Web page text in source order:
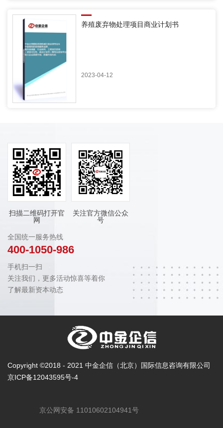
养殖废弃物处理项目商业计划书
2023-04-12
扫描二维码打开官
网
关注官方微信公众
号
全国统一服务热线
400-1050-986
手机扫一扫
关注我们，更多活动惊喜等着你
了解最新资本动态
Copyright ©2018 - 2021 中金企信（北京）国际信息咨询有限公司
京ICP备12043595号-4
京公网安备 11010602104941号